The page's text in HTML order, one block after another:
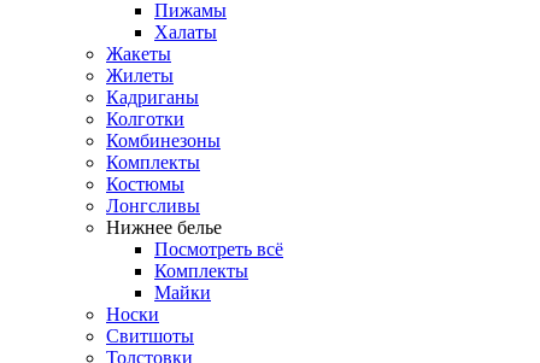
Пижамы
Халаты
Жакеты
Жилеты
Кадриганы
Колготки
Комбинезоны
Комплекты
Костюмы
Лонгсливы
Нижнее белье
Посмотреть всё
Комплекты
Майки
Носки
Свитшоты
Толстовки